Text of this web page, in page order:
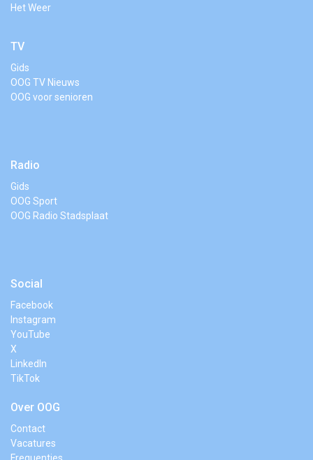
Het Weer
TV
Gids
OOG TV Nieuws
OOG voor senioren
Radio
Gids
OOG Sport
OOG Radio Stadsplaat
Social
Facebook
Instagram
YouTube
X
LinkedIn
TikTok
Over OOG
Contact
Vacatures
Frequenties